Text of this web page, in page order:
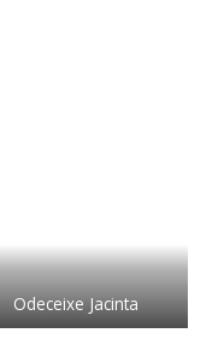
Odeceixe Jacinta